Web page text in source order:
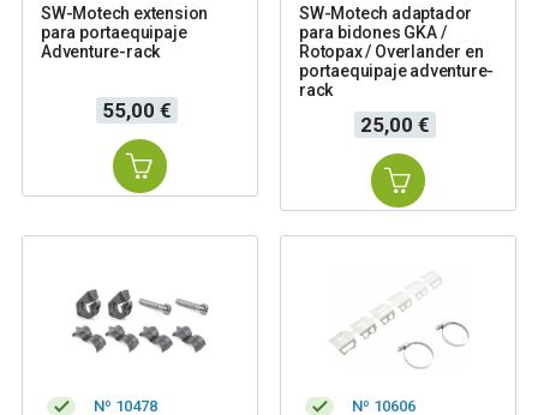
SW-Motech extension
para portaequipaje
Adventure-rack
Precio
55,00 €
SW-Motech adaptador
para bidones GKA /
Rotopax / Overlander en
portaequipaje adventure-
rack
Precio
25,00 €
Nº 10478 Nº 10606